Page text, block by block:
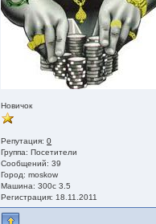
Новичок
Репутация:0
Группа:Посетители
Сообщений: 39
Город: moskow
Машина: 300c 3.5
Регистрация: 18.11.2011